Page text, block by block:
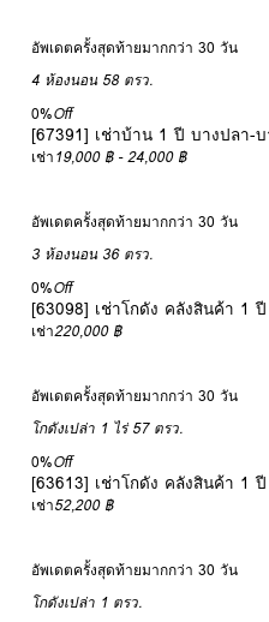
อัพเดตครั้งสุดท้ายมากกว่า 30 วัน
4 ห้องนอน 58 ตรว.
0%Off
[67391] เช่าบ้าน 1 ปี บางปลา-
เช่า19,000 ฿ - 24,000 ฿
อัพเดตครั้งสุดท้ายมากกว่า 30 วัน
3 ห้องนอน 36 ตรว.
0%Off
[63098] เช่าโกดัง คลังสินค้า 1
เช่า220,000 ฿
อัพเดตครั้งสุดท้ายมากกว่า 30 วัน
โกดังเปล่า 1 ไร่ 57 ตรว.
0%Off
[63613] เช่าโกดัง คลังสินค้า 1
เช่า52,200 ฿
อัพเดตครั้งสุดท้ายมากกว่า 30 วัน
โกดังเปล่า 1 ตรว.